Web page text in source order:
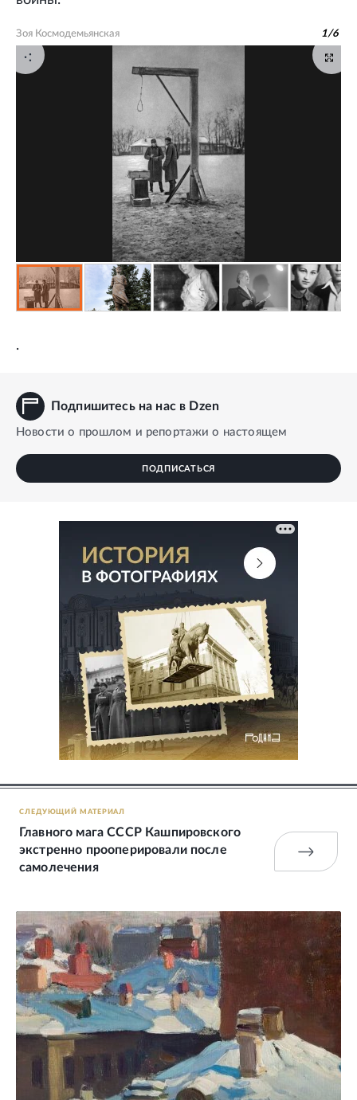
Зоя Космодемьянская 1/6
.
Подпишитесь на нас в Dzen
Новости о прошлом и репортажи о настоящем
ПОДПИСАТЬСЯ
СЛЕДУЮЩИЙ МАТЕРИАЛ
Главного мага СССР Кашпировского
экстренно прооперировали после
самолечения